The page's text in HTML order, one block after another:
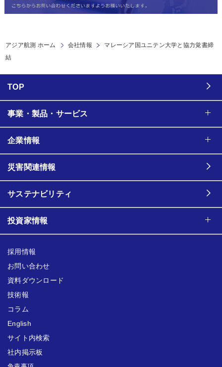
アジア航測 ホーム 会社情報
マレーシア国ユニテン大学と協力覚書締
結
TOP
事業・製品・サービス
企業情報
災害関連情報
サステナビリティ
投資家情報
採用情報
お問い合わせ
資料ダウンロード
技術報
コラム
English
サイト内検索
社内掲示板